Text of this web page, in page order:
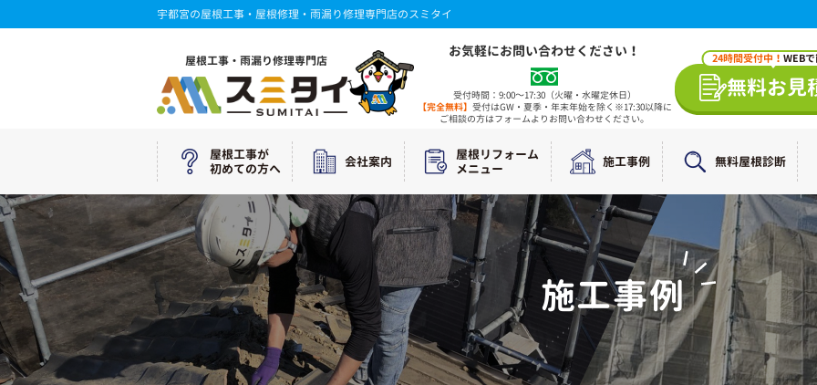
宇都宮の屋根工事・屋根修理・雨漏り修理専門店のスミタイ
屋根工事・雨漏り修理専門店
お気軽にお問い合わせください！
受付時間：9:00～17:30（火曜・水曜定休日）
【完全無料】 受付はGW・夏季・年末年始を除く※17:30以降に
ご相談の方はフォームよりお問い合わせください。
24時間受付中！ WEB
無料お見
屋根工事が
初めての方へ
会社案内
屋根リフォーム
メニュー
施工事例 無料屋根診断
施工事例
WORKS